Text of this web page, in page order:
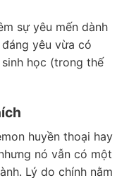
sự yêu mến dành
yêu vừa có
học (trong thế
huyền thoại hay
nó vẫn có một
Lý do chính nằm